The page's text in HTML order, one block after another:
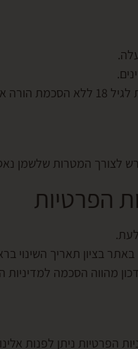
מידית.
לצורך המטרות שלשמן
בציון תאריך השינוי
מהווה הסכמה למדיניות
הפרטיות ניתן לפנות